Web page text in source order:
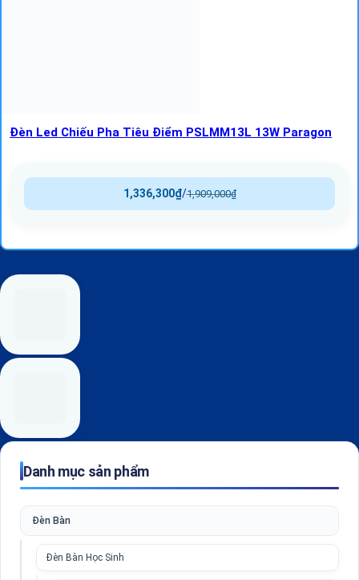
Đèn Led Chiếu Pha Tiêu Điểm PSLMM13L 13W Paragon
1,909,000₫
/
1,336,300₫
Danh mục sản phẩm
Đèn Bàn
Đèn Bàn Học Sinh